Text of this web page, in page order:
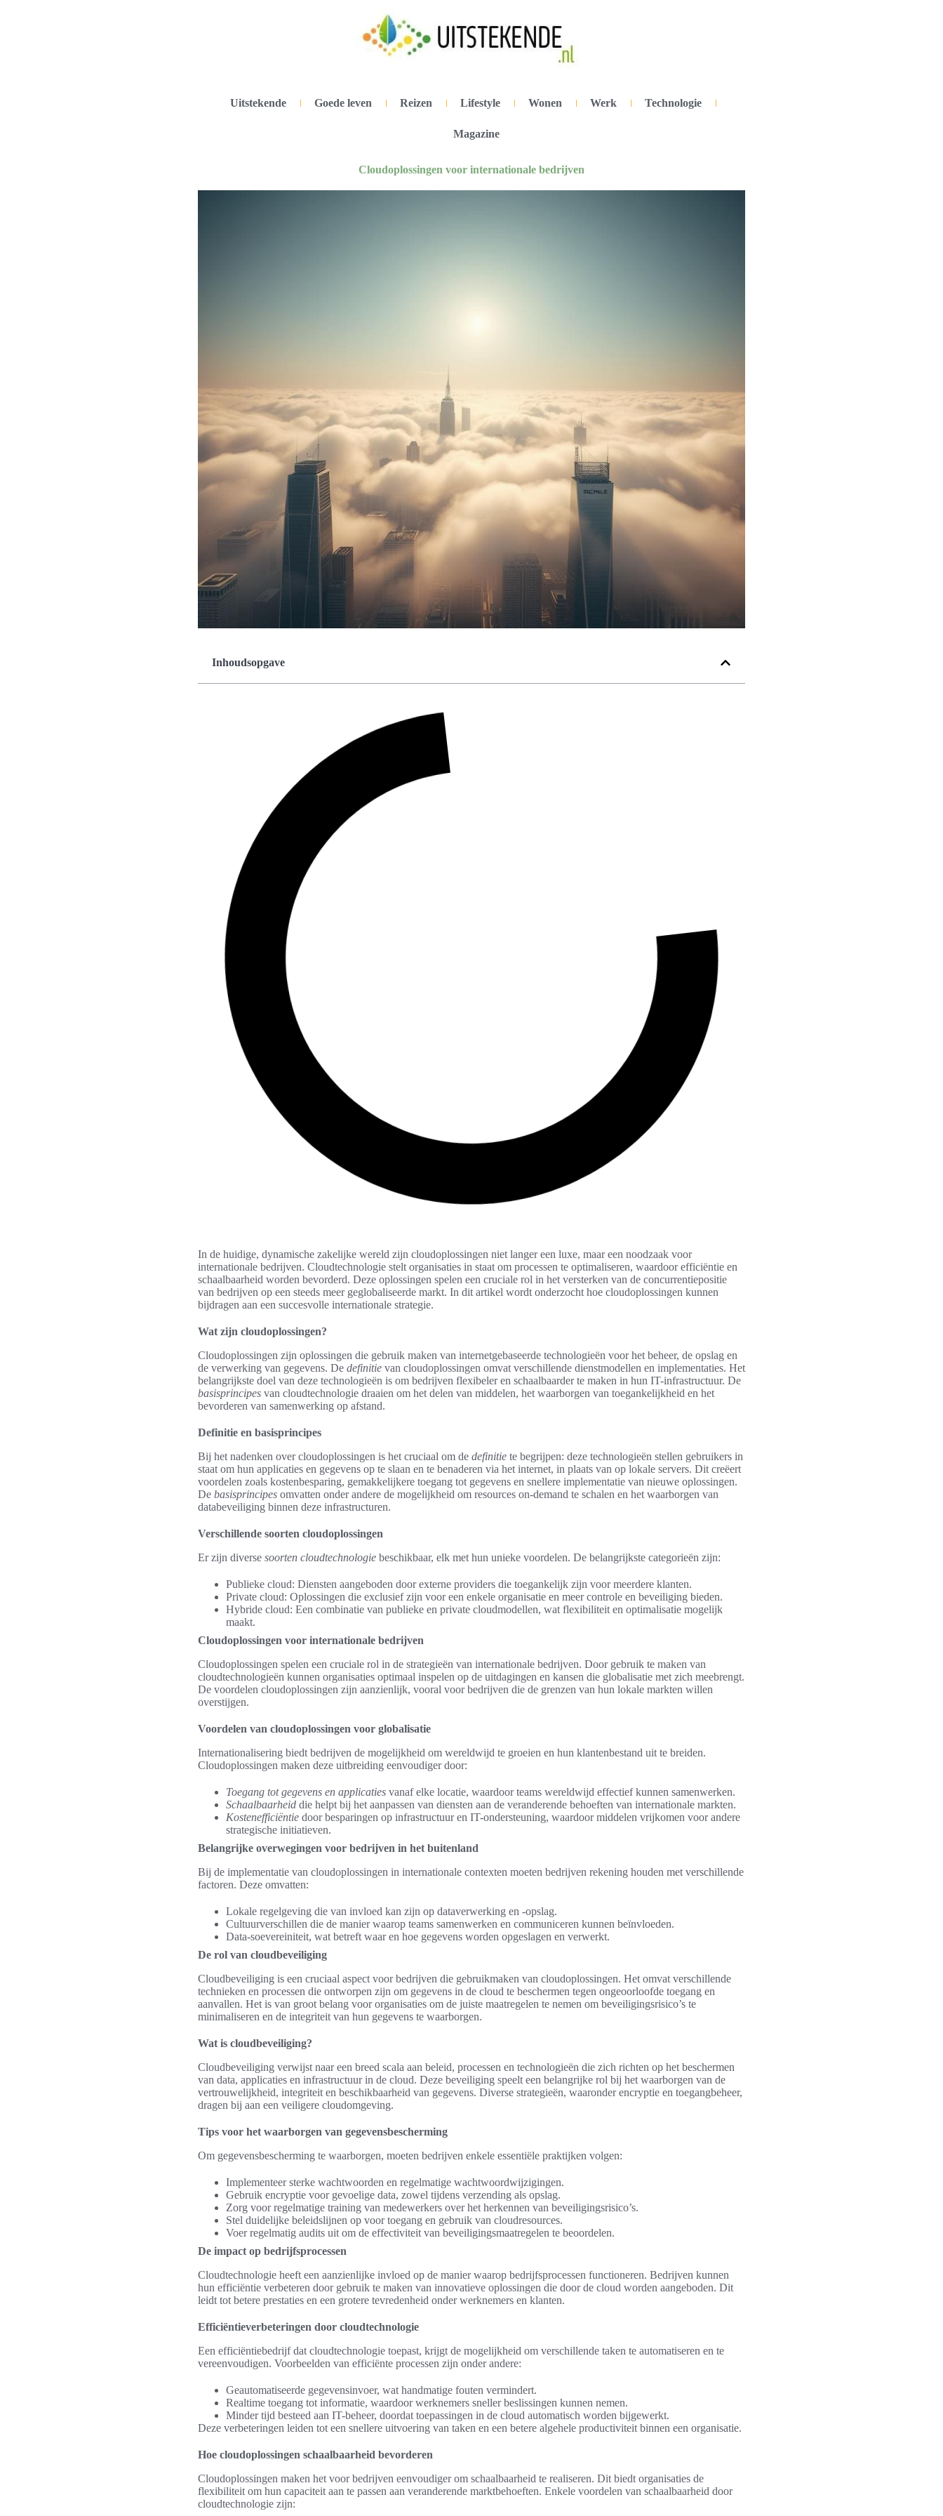
Uitstekende Goede leven Reizen Lifestyle Wonen Werk Technologie
Magazine
Cloudoplossingen voor internationale bedrijven
Inhoudsopgave
In de huidige, dynamische zakelijke wereld zijn cloudoplossingen niet langer een luxe, maar een noodzaak voor
internationale bedrijven. Cloudtechnologie stelt organisaties in staat om processen te optimaliseren, waardoor efficiëntie en
schaalbaarheid worden bevorderd. Deze oplossingen spelen een cruciale rol in het versterken van de concurrentiepositie
van bedrijven op een steeds meer geglobaliseerde markt. In dit artikel wordt onderzocht hoe cloudoplossingen kunnen
bijdragen aan een succesvolle internationale strategie.
Wat zijn cloudoplossingen?
Cloudoplossingen zijn oplossingen die gebruik maken van internetgebaseerde technologieën voor het beheer, de opslag en
de verwerking van gegevens. De definitie van cloudoplossingen omvat verschillende dienstmodellen en implementaties. Het
belangrijkste doel van deze technologieën is om bedrijven flexibeler en schaalbaarder te maken in hun IT-infrastructuur. De
basisprincipes van cloudtechnologie draaien om het delen van middelen, het waarborgen van toegankelijkheid en het
bevorderen van samenwerking op afstand.
Definitie en basisprincipes
Bij het nadenken over cloudoplossingen is het cruciaal om de definitie te begrijpen: deze technologieën stellen gebruikers in
staat om hun applicaties en gegevens op te slaan en te benaderen via het internet, in plaats van op lokale servers. Dit creëert
voordelen zoals kostenbesparing, gemakkelijkere toegang tot gegevens en snellere implementatie van nieuwe oplossingen.
De basisprincipes omvatten onder andere de mogelijkheid om resources on-demand te schalen en het waarborgen van
databeveiliging binnen deze infrastructuren.
Verschillende soorten cloudoplossingen
Er zijn diverse soorten cloudtechnologie beschikbaar, elk met hun unieke voordelen. De belangrijkste categorieën zijn:
Publieke cloud: Diensten aangeboden door externe providers die toegankelijk zijn voor meerdere klanten.
Private cloud: Oplossingen die exclusief zijn voor een enkele organisatie en meer controle en beveiliging bieden.
Hybride cloud: Een combinatie van publieke en private cloudmodellen, wat flexibiliteit en optimalisatie mogelijk
maakt.
Cloudoplossingen voor internationale bedrijven
Cloudoplossingen spelen een cruciale rol in de strategieën van internationale bedrijven. Door gebruik te maken van
cloudtechnologieën kunnen organisaties optimaal inspelen op de uitdagingen en kansen die globalisatie met zich meebrengt.
De voordelen cloudoplossingen zijn aanzienlijk, vooral voor bedrijven die de grenzen van hun lokale markten willen
overstijgen.
Voordelen van cloudoplossingen voor globalisatie
Internationalisering biedt bedrijven de mogelijkheid om wereldwijd te groeien en hun klantenbestand uit te breiden.
Cloudoplossingen maken deze uitbreiding eenvoudiger door:
Toegang tot gegevens en applicaties vanaf elke locatie, waardoor teams wereldwijd effectief kunnen samenwerken.
Schaalbaarheid die helpt bij het aanpassen van diensten aan de veranderende behoeften van internationale markten.
Kostenefficiëntie door besparingen op infrastructuur en IT-ondersteuning, waardoor middelen vrijkomen voor andere
strategische initiatieven.
Belangrijke overwegingen voor bedrijven in het buitenland
Bij de implementatie van cloudoplossingen in internationale contexten moeten bedrijven rekening houden met verschillende
factoren. Deze omvatten:
Lokale regelgeving die van invloed kan zijn op dataverwerking en -opslag.
Cultuurverschillen die de manier waarop teams samenwerken en communiceren kunnen beïnvloeden.
Data-soevereiniteit, wat betreft waar en hoe gegevens worden opgeslagen en verwerkt.
De rol van cloudbeveiliging
Cloudbeveiliging is een cruciaal aspect voor bedrijven die gebruikmaken van cloudoplossingen. Het omvat verschillende
technieken en processen die ontworpen zijn om gegevens in de cloud te beschermen tegen ongeoorloofde toegang en
aanvallen. Het is van groot belang voor organisaties om de juiste maatregelen te nemen om beveiligingsrisico’s te
minimaliseren en de integriteit van hun gegevens te waarborgen.
Wat is cloudbeveiliging?
Cloudbeveiliging verwijst naar een breed scala aan beleid, processen en technologieën die zich richten op het beschermen
van data, applicaties en infrastructuur in de cloud. Deze beveiliging speelt een belangrijke rol bij het waarborgen van de
vertrouwelijkheid, integriteit en beschikbaarheid van gegevens. Diverse strategieën, waaronder encryptie en toegangbeheer,
dragen bij aan een veiligere cloudomgeving.
Tips voor het waarborgen van gegevensbescherming
Om gegevensbescherming te waarborgen, moeten bedrijven enkele essentiële praktijken volgen:
Implementeer sterke wachtwoorden en regelmatige wachtwoordwijzigingen.
Gebruik encryptie voor gevoelige data, zowel tijdens verzending als opslag.
Zorg voor regelmatige training van medewerkers over het herkennen van beveiligingsrisico’s.
Stel duidelijke beleidslijnen op voor toegang en gebruik van cloudresources.
Voer regelmatig audits uit om de effectiviteit van beveiligingsmaatregelen te beoordelen.
De impact op bedrijfsprocessen
Cloudtechnologie heeft een aanzienlijke invloed op de manier waarop bedrijfsprocessen functioneren. Bedrijven kunnen
hun efficiëntie verbeteren door gebruik te maken van innovatieve oplossingen die door de cloud worden aangeboden. Dit
leidt tot betere prestaties en een grotere tevredenheid onder werknemers en klanten.
Efficiëntieverbeteringen door cloudtechnologie
Een efficiëntiebedrijf dat cloudtechnologie toepast, krijgt de mogelijkheid om verschillende taken te automatiseren en te
vereenvoudigen. Voorbeelden van efficiënte processen zijn onder andere:
Geautomatiseerde gegevensinvoer, wat handmatige fouten vermindert.
Realtime toegang tot informatie, waardoor werknemers sneller beslissingen kunnen nemen.
Minder tijd besteed aan IT-beheer, doordat toepassingen in de cloud automatisch worden bijgewerkt.
Deze verbeteringen leiden tot een snellere uitvoering van taken en een betere algehele productiviteit binnen een organisatie.
Hoe cloudoplossingen schaalbaarheid bevorderen
Cloudoplossingen maken het voor bedrijven eenvoudiger om schaalbaarheid te realiseren. Dit biedt organisaties de
flexibiliteit om hun capaciteit aan te passen aan veranderende marktbehoeften. Enkele voordelen van schaalbaarheid door
cloudtechnologie zijn: